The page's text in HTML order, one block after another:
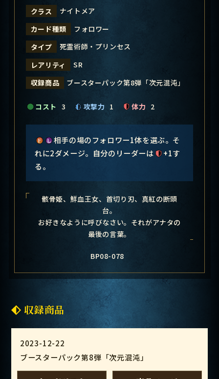
クラス
ナイトメア
カード種類
フォロワー
タイプ
死霊術師・プリンセス
レアリティ
SR
収録商品
ブースターパック第8弾「次元混沌」
コスト 3 攻撃力 1 体力 2
相手の場のフォロワー1体を選ぶ。そ
れに2ダメージ。自分のリーダーは
+1す
る。
骸骨姫、鮮血王女、首切り刃、真紅の断頭
台。
お好きなように呼びなさい。それがアナタの
最後の言葉。
BP08-078
収録商品
2023-12-22
ブースターパック第8弾「次元混沌」